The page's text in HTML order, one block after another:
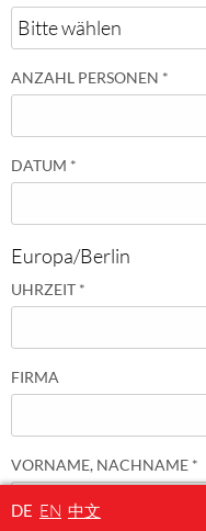
ANZAHL PERSONEN *
DATUM *
Europa/Berlin
UHRZEIT *
FIRMA
VORNAME, NACHNAME *
DE EN 中文